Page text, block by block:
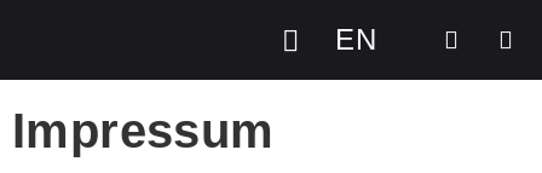
EN
Impressum